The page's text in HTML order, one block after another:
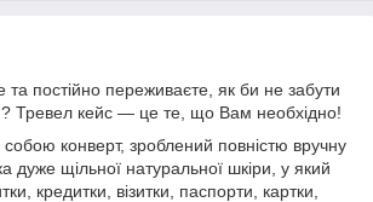
та постійно переживаєте, як би не забути
Тревел кейс — це те, що Вам необхідно!
конверт, зроблений повністю вручну
дуже щільної натуральної шкіри, у який
кредитки, візитки, паспорти, картки,